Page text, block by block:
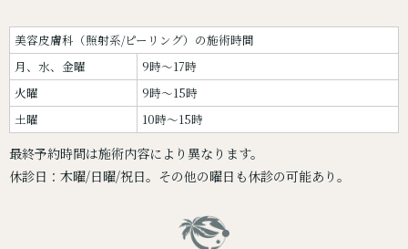
美容皮膚科（照射系/ピーリング）の施術時間
月、水、金曜
9時～17時
火曜
9時～15時
土曜
10時～15時
最終予約時間は施術内容により異なります。
休診日：木曜/日曜/祝日。その他の曜日も休診の可能あり。